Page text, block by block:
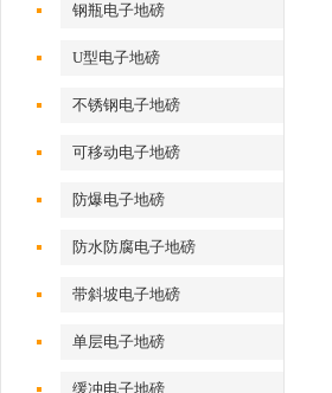
钢瓶电子地磅
U型电子地磅
不锈钢电子地磅
可移动电子地磅
防爆电子地磅
防水防腐电子地磅
带斜坡电子地磅
单层电子地磅
缓冲电子地磅